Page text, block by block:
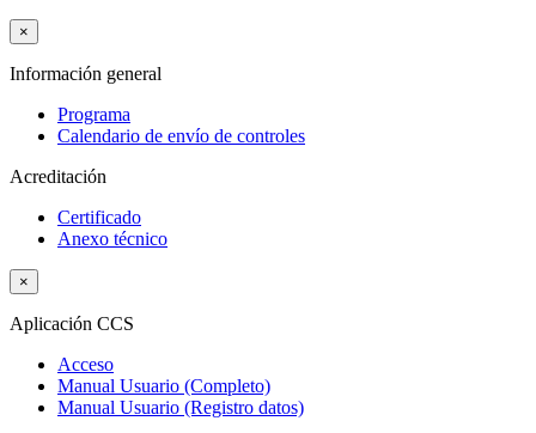
×
Información general
Programa
Calendario de envío de controles
Acreditación
Certificado
Anexo técnico
×
Aplicación CCS
Acceso
Manual Usuario (Completo)
Manual Usuario (Registro datos)